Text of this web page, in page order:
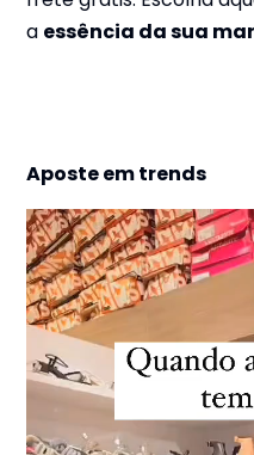
a essência da sua
Aposte em trends